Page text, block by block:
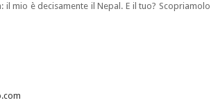
il mio è decisamente il Nepal. E il tuo? Scopriamolo